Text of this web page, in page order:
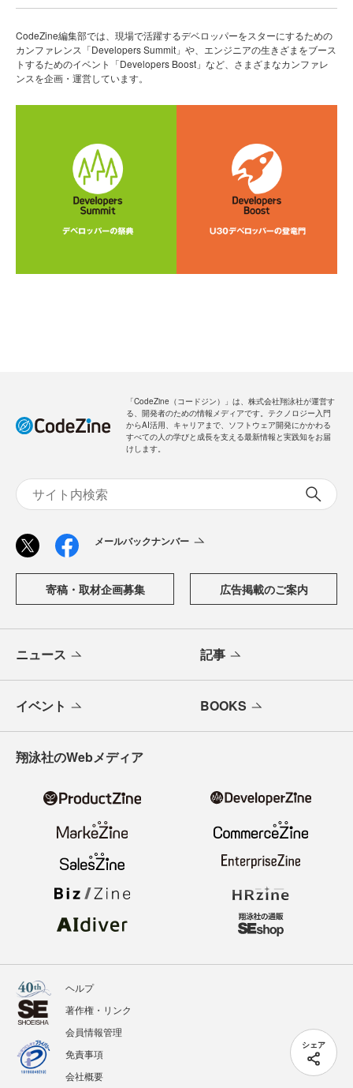
シェア
CodeZine編集部では、現場で活躍するデベロッパーをスターにするための
カンファレンス「Developers Summit」や、エンジニアの生きざまをブース
トするためのイベント「Developers Boost」など、さまざまなカンファレ
ンスを企画・運営しています。
「CodeZine（コードジン）」は、株式会社翔泳社が運営す
る、開発者のための情報メディアです。テクノロジー入門
からAI活用、キャリアまで、ソフトウェア開発にかかわる
すべての人の学びと成長を支える最新情報と実践知をお届
けします。
メールバックナンバー
寄稿・取材企画募集 広告掲載のご案内
ニュース 記事
イベント BOOKS
翔泳社のWebメディア
ヘルプ
著作権・リンク
会員情報管理
免責事項
会社概要